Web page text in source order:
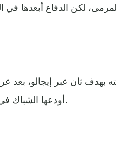
بهدف ثان عبر إيجالو، بعد
أودعها الشباك في الدقيقة 45+4.